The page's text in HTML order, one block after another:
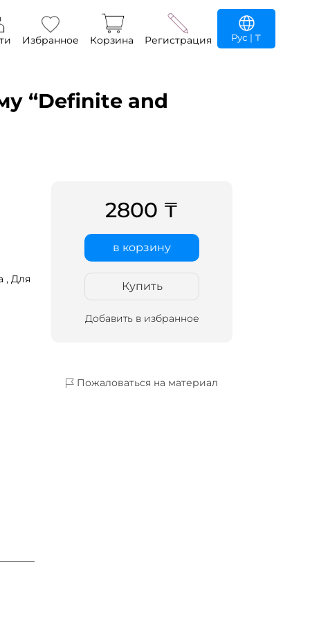
Избранное Корзина Регистрация Рус | ₸
“Definite and
, Для
2800 ₸
в корзину
Купить
Добавить в избранное
Пожаловаться на материал